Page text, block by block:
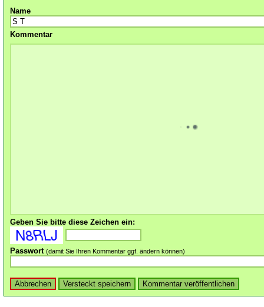
Name
Kommentar
Geben Sie bitte diese Zeichen ein:
Passwort (damit Sie Ihren Kommentar ggf. ändern können)